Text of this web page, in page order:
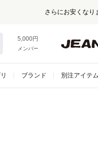
さらにお安くなり
5,000円以上お買い上げで送料
メンバー登録でお得な情報をゲ
ブランド 別注アイテム